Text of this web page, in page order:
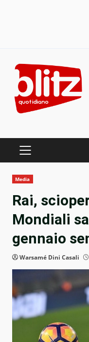
content
PRIMARY
Media
Rai,
Mondiali
gennaio
Warsamé Dini Casali